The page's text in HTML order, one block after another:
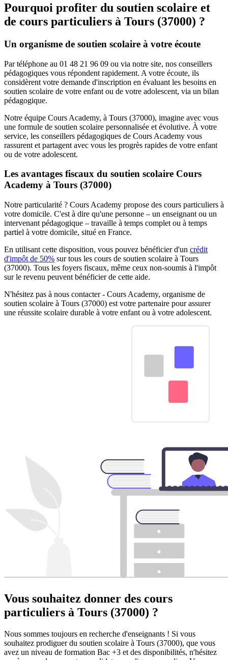
Pourquoi profiter du soutien scolaire et
de cours particuliers à Tours (37000) ?
Un organisme de soutien scolaire à votre écoute
Par téléphone au 01 48 21 96 09 ou via notre site, nos conseillers
pédagogiques vous répondent rapidement. A votre écoute, ils
considèrent votre demande d'inscription en évaluant les besoins en
soutien scolaire de votre enfant ou de votre adolescent, via un bilan
pédagogique.
Notre équipe Cours Academy, à Tours (37000), imagine avec vous
une formule de soutien scolaire personnalisée et évolutive. À votre
service, les conseillers pédagogiques de Cours Academy vous
rassurent et partagent avec vous les progrès rapides de votre enfant
ou de votre adolescent.
Les avantages fiscaux du soutien scolaire Cours
Academy à Tours (37000)
Notre particularité ? Cours Academy propose des cours particuliers à
votre domicile. C'est à dire qu'une personne – un enseignant ou un
intervenant pédagogique – travaille à temps complet ou à temps
partiel à votre domicile, situé en France.
En utilisant cette disposition, vous pouvez bénéficier d'un crédit
d'impôt de 50% sur tous les cours de soutien scolaire à Tours
(37000). Tous les foyers fiscaux, même ceux non-soumis à l'impôt
sur le revenu peuvent bénéficier de cette aide.
N'hésitez pas à nous contacter - Cours Academy, organisme de
soutien scolaire à Tours (37000) est votre partenaire pour assurer
une réussite scolaire durable à votre enfant ou à votre adolescent.
Vous souhaitez donner des cours
particuliers à Tours (37000) ?
Nous sommes toujours en recherche d'enseignants ! Si vous
souhaitez prodiguer du soutien scolaire à Tours (37000), que vous
avez un niveau de formation Bac +3 et des disponibilités, n'hésitez